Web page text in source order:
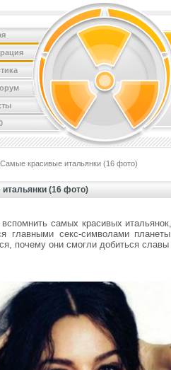
красивые итальянки (16 фото)
(16 фото)
самых красивых
главными секс-символами
почему они смогли добиться славы